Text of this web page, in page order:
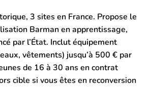
3 sites en France. Propose le
Barman en apprentissage,
par l’État. Inclut équipement
vêtements) jusqu’à 500 € par
de 16 à 30 ans en contrat
cible si vous êtes en reconversion